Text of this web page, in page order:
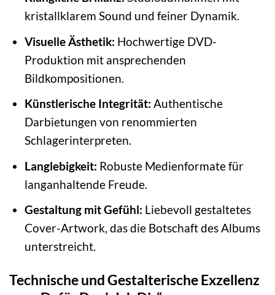
kristallklarem Sound und feiner Dynamik.
Visuelle Ästhetik: Hochwertige DVD-
Produktion mit ansprechenden
Bildkompositionen.
Künstlerische Integrität: Authentische
Darbietungen von renommierten
Schlagerinterpreten.
Langlebigkeit: Robuste Medienformate für
langanhaltende Freude.
Gestaltung mit Gefühl: Liebevoll gestaltetes
Cover-Artwork, das die Botschaft des Albums
unterstreicht.
Technische und Gestalterische Exzellenz